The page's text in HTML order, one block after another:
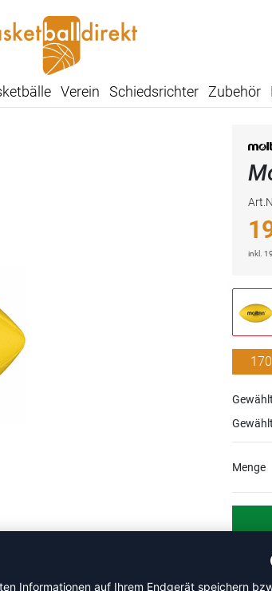
Verein Schiedsrichter Zubehör
inkl.
170
Menge